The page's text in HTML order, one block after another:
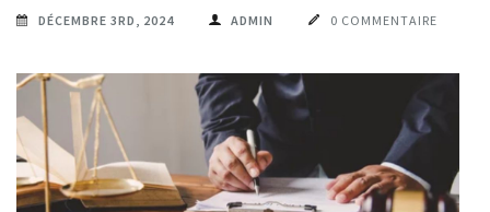
DÉCEMBRE 3RD, 2024 ADMIN 0 COMMENTAIRE